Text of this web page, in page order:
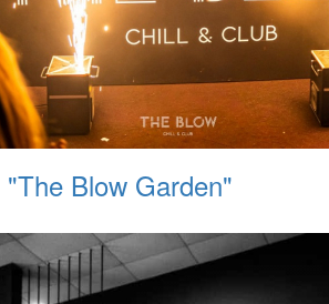
Blow Garden"